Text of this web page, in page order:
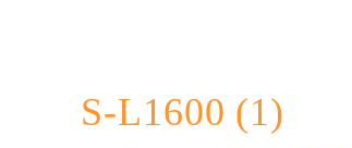
S-L1600 (1)